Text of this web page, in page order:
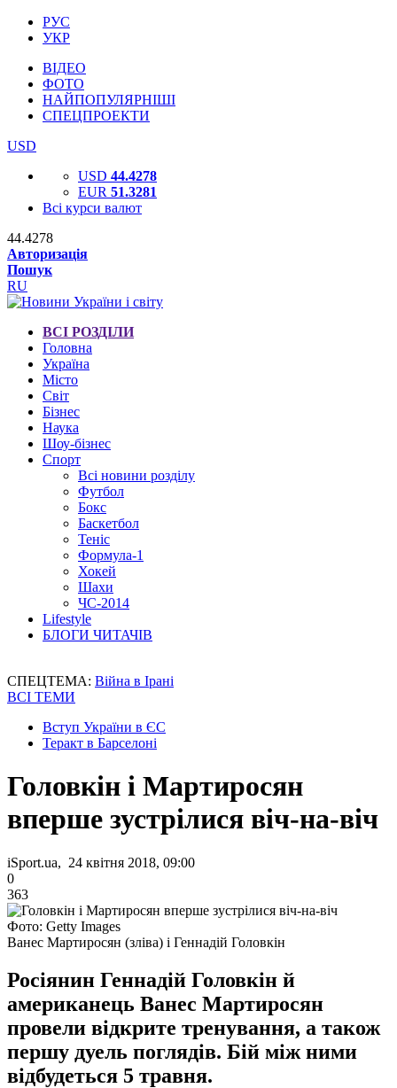
РУС
УКР
ВІДЕО
ФОТО
НАЙПОПУЛЯРНІШІ
СПЕЦПРОЕКТИ
USD
USD 44.4278
EUR 51.3281
Всі курси валют
44.4278
Авторизація
Пошук
RU
ВСІ РОЗДІЛИ
Головна
Україна
Місто
Світ
Бізнес
Наука
Шоу-бізнес
Спорт
Всі новини розділу
Футбол
Бокс
Баскетбол
Теніс
Формула-1
Хокей
Шахи
ЧС-2014
Lifestyle
БЛОГИ ЧИТАЧІВ
СПЕЦТЕМА: Війна в Ірані
ВСІ ТЕМИ
Вступ України в ЄС
Теракт в Барселоні
Головкін і Мартиросян
вперше зустрілися віч-на-віч
iSport.ua, 24 квітня 2018, 09:00
0
363
Фото: Getty Images
Ванес Мартиросян (зліва) і Геннадій Головкін
Росіянин Геннадій Головкін й
американець Ванес Мартиросян
провели відкрите тренування, а також
першу дуель поглядів. Бій між ними
відбудеться 5 травня.